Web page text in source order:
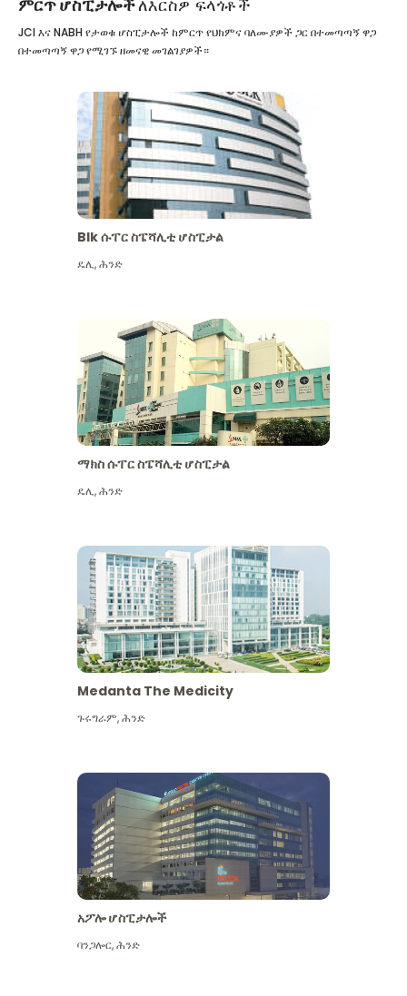
ምርጥ ሆስፒታሎችለእርስዎ ፍላጎቶች
JCI እና NABH የታወቁ ሆስፒታሎች ከምርጥ የህክምና ባለሙያዎች ጋር በተመጣጣኝ ዋጋ
በተመጣጣኝ ዋጋ የሚገኙ ዘመናዊ መገልገያዎች።
Blk ሱፐር ስፔሻሊቲ ሆስፒታል
ዴሊ,ሕንድ
ማክስ ሱፐር ስፔሻሊቲ ሆስፒታል
ዴሊ,ሕንድ
Medanta The Medicity
ጉሩግራም,ሕንድ
አፖሎ ሆስፒታሎች
ባንጋሎር,ሕንድ